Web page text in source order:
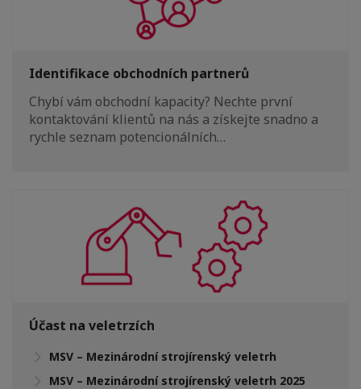
Identifikace obchodních partnerů
Chybí vám obchodní kapacity? Nechte první
kontaktování klientů na nás a získejte snadno a
rychle seznam potencionálních…
Účast na veletrzích
MSV – Mezinárodní strojírenský veletrh
MSV – Mezinárodní strojírenský veletrh 2025